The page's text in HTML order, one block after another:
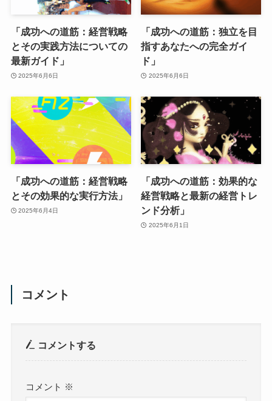
「成功への道筋：経営戦略
とその実践方法についての
最新ガイド」
2025年6月6日
「成功への道筋：独立を目
指すあなたへの完全ガイ
ド」
2025年6月6日
「成功への道筋：経営戦略
とその効果的な実行方法」
2025年6月4日
「成功への道筋：効果的な
経営戦略と最新の経営トレ
ンド分析」
2025年6月1日
コメント
コメントする
コメント ※